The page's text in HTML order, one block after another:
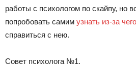
работы с психологом по скайпу, но
попробовать самим узнать из-за
справиться с нею.
Совет психолога №1.